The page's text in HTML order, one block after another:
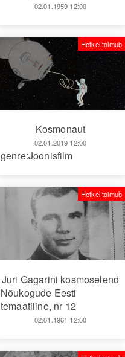
02.01.1959 12:00
Kosmonaut
02.01.2019 12:00
Hetkel toimub
genre:Joonisfilm
Juri Gagarini kosmoselend
Nõukogude Eesti
temaatiline, nr 12
02.01.1961 12:00
Hetkel toimub